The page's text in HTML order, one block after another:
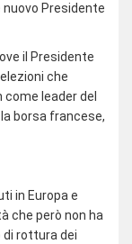
nuovo Presidente
il Presidente
che
leader del
borsa francese,
in Europa e
che però non ha
rottura dei